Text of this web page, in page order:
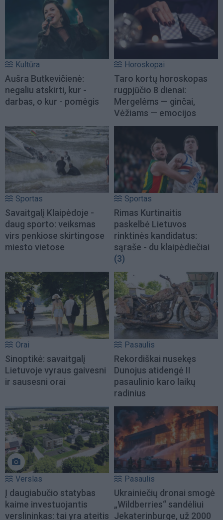
Kultūra
Aušra Butkevičienė:
negaliu atskirti, kur -
darbas, o kur - pomėgis
Horoskopai
Taro kortų horoskopas
rugpjūčio 8 dienai:
Mergelėms — ginčai,
Vėžiams — emocijos
Sportas
Savaitgalį Klaipėdoje -
daug sporto: veiksmas
virs penkiose skirtingose
miesto vietose
Sportas
Rimas Kurtinaitis
paskelbė Lietuvos
rinktinės kandidatus:
sąraše - du klaipėdiečiai
(3)
Orai
Sinoptikė: savaitgalį
Lietuvoje vyraus gaivesni
ir sausesni orai
Pasaulis
Rekordiškai nusekęs
Dunojus atidengė II
pasaulinio karo laikų
radinius
Verslas
Į daugiabučio statybas
kaime investuojantis
verslininkas: tai yra ateitis
Pasaulis
Ukrainiečių dronai smogė
„Wildberries“ sandėliui
Jekaterinburge, už 2000